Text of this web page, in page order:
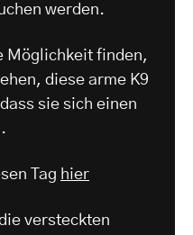
werden.
Möglichkeit finden,
diese arme K9
sie sich einen
Tag hier
versteckten